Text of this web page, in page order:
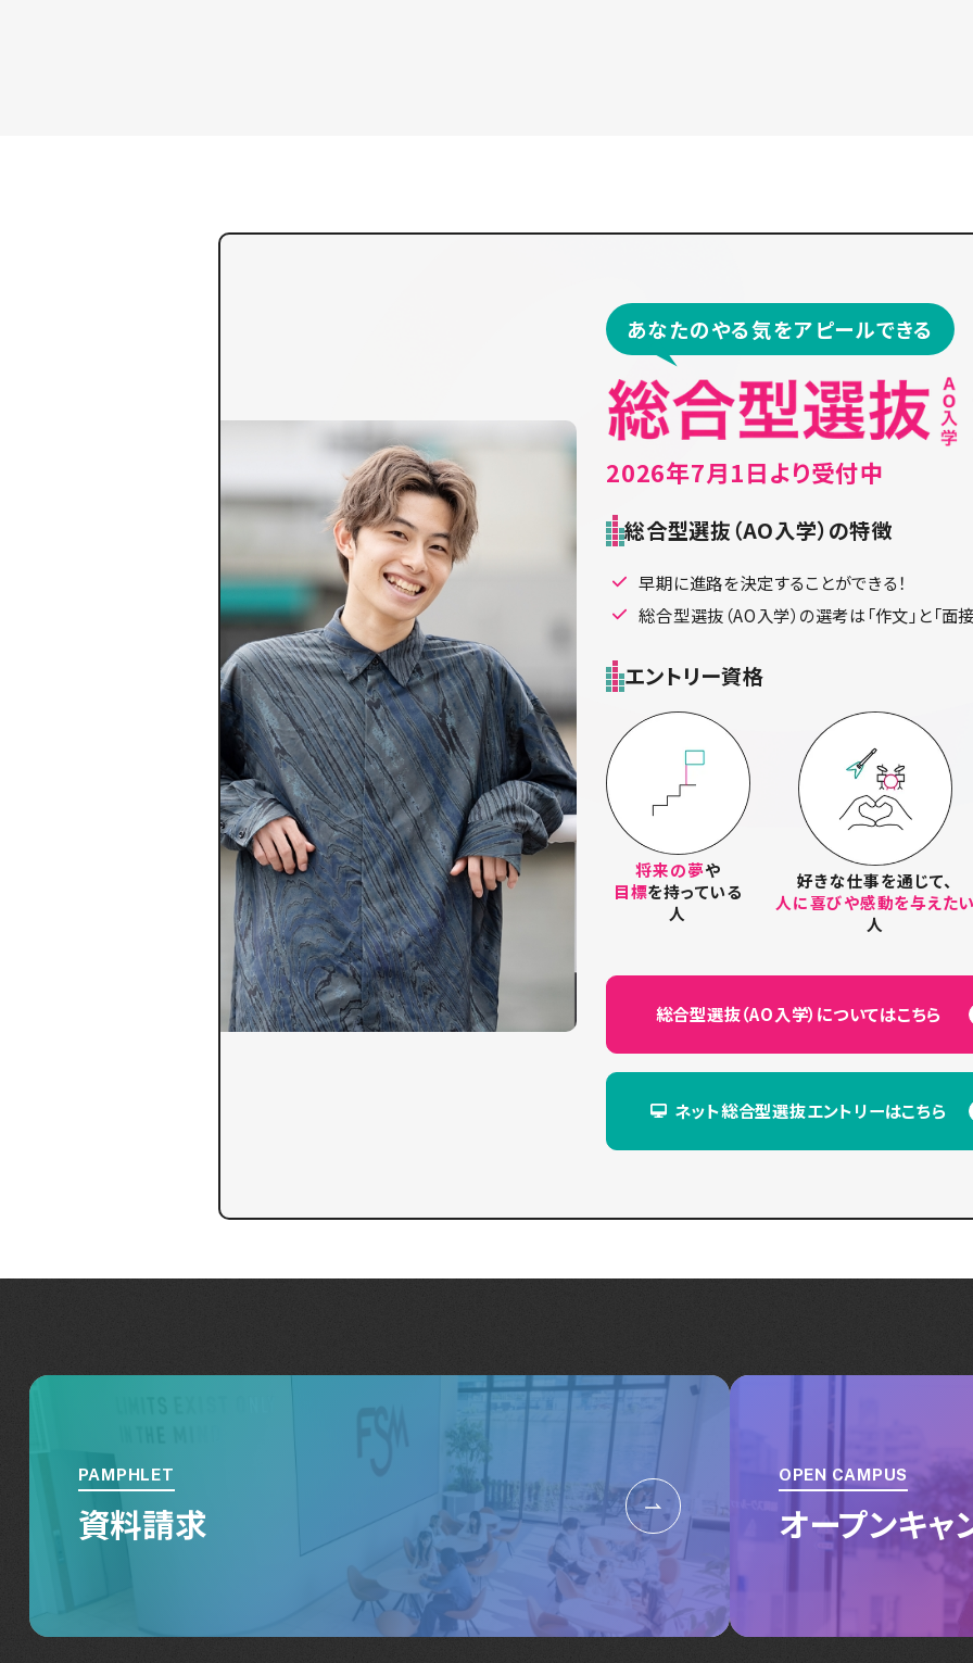
あなたのやる気をアピールできる
2026年7月1日より受付中
総合型選抜（AO入学）の特徴
早期に進路を決定することができる！
総合型選抜（AO入学）の選考は「作文」と「面
エントリー資格
将来の夢や
目標を持っている
人
好きな仕事を通じて、
人に喜びや感動を与えた
人
総合型選抜（AO入学）についてはこちら
ネット総合型選抜エントリーはこちら
PAMPHLET
資料請求
OPEN CAMPUS
オープンキャ